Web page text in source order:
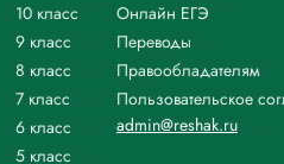
10 класс
9 класс
8 класс
7 класс
6 класс
5 класс
Онлайн ЕГЭ
Переводы
Правообладателям
Пользовательское
admin@reshak.ru